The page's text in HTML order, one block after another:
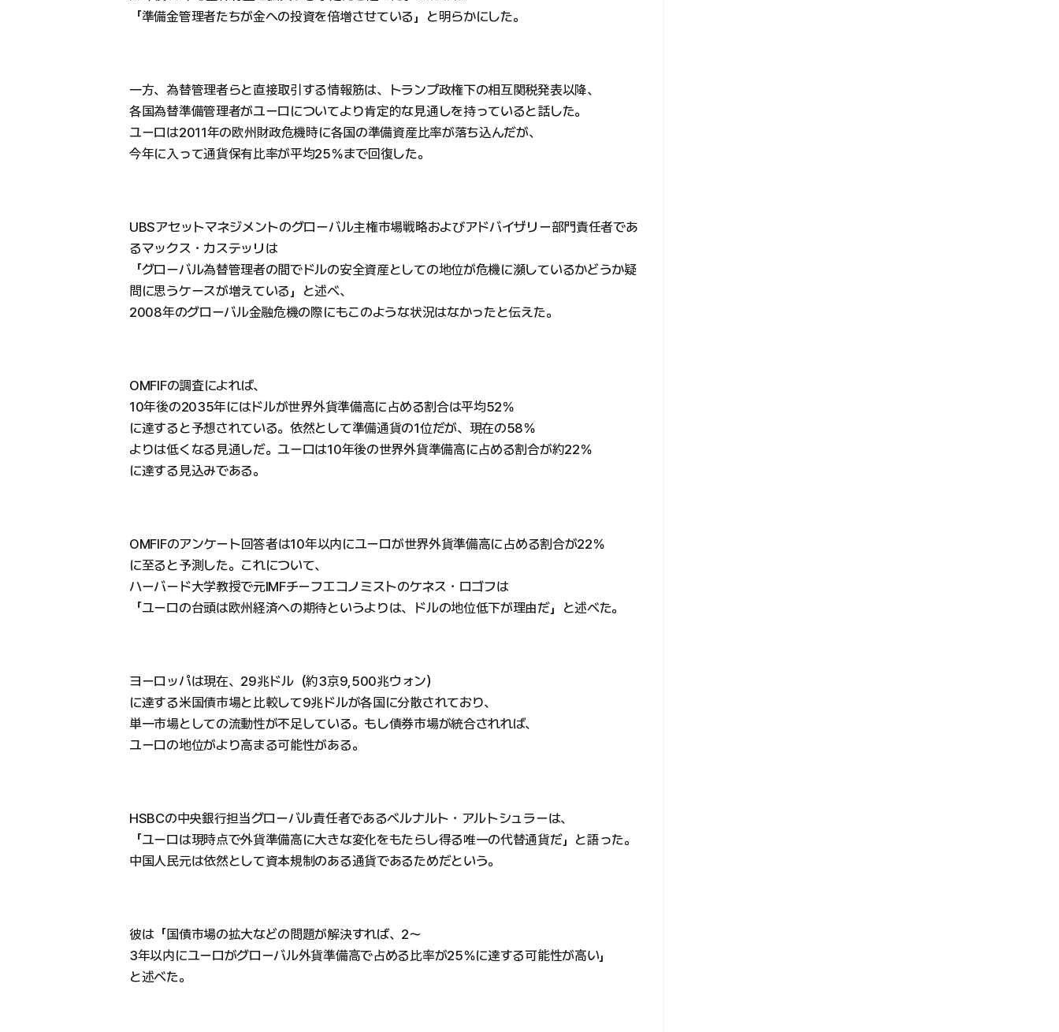
「準備金管理者たちが金への投資を倍増させている」と明らかにした。
一方、為替管理者らと直接取引する情報筋は、トランプ政権下の相互関税発表以降、
各国為替準備管理者がユーロについてより肯定的な見通しを持っていると話した。
ユーロは2011年の欧州財政危機時に各国の準備資産比率が落ち込んだが、
今年に入って通貨保有比率が平均25％まで回復した。
UBSアセットマネジメントのグローバル主権市場戦略およびアドバイザリー部門責任者であ
るマックス・カステッリは
「グローバル為替管理者の間でドルの安全資産としての地位が危機に瀕しているかどうか疑
問に思うケースが増えている」と述べ、
2008年のグローバル金融危機の際にもこのような状況はなかったと伝えた。
OMFIFの調査によれば、
10年後の2035年にはドルが世界外貨準備高に占める割合は平均52％
に達すると予想されている。依然として準備通貨の1位だが、現在の58％
よりは低くなる見通しだ。ユーロは10年後の世界外貨準備高に占める割合が約22％
に達する見込みである。
OMFIFのアンケート回答者は10年以内にユーロが世界外貨準備高に占める割合が22％
に至ると予測した。これについて、
ハーバード大学教授で元IMFチーフエコノミストのケネス・ロゴフは
「ユーロの台頭は欧州経済への期待というよりは、ドルの地位低下が理由だ」と述べた。
ヨーロッパは現在、29兆ドル（約3京9,500兆ウォン）
に達する米国債市場と比較して9兆ドルが各国に分散されており、
単一市場としての流動性が不足している。もし債券市場が統合されれば、
ユーロの地位がより高まる可能性がある。
HSBCの中央銀行担当グローバル責任者であるベルナルト・アルトシュラーは、
「ユーロは現時点で外貨準備高に大きな変化をもたらし得る唯一の代替通貨だ」と語った。
中国人民元は依然として資本規制のある通貨であるためだという。
彼は「国債市場の拡大などの問題が解決すれば、2～
3年以内にユーロがグローバル外貨準備高で占める比率が25％に達する可能性が高い」
と述べた。